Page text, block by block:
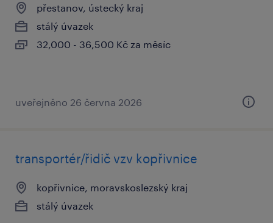
přestanov, ústecký kraj
stálý úvazek
32,000 - 36,500 Kč za měsíc
uveřejněno 26 června 2026
transportér/řidič vzv kopřivnice
kopřivnice, moravskoslezský kraj
stálý úvazek